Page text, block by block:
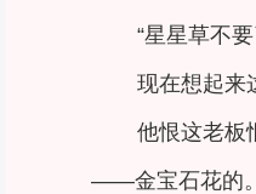
“星星草不
现在想起来
他恨这老板
——金宝石花的。